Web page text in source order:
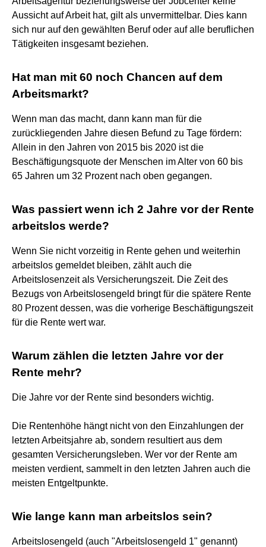
Aussicht auf Arbeit hat, gilt als unvermittelbar. Dies kann
sich nur auf den gewählten Beruf oder auf alle beruflichen
Tätigkeiten insgesamt beziehen.
Hat man mit 60 noch Chancen auf dem
Arbeitsmarkt?
Wenn man das macht, dann kann man für die
zurückliegenden Jahre diesen Befund zu Tage fördern:
Allein in den Jahren von 2015 bis 2020 ist die
Beschäftigungsquote der Menschen im Alter von 60 bis
65 Jahren um 32 Prozent nach oben gegangen.
Was passiert wenn ich 2 Jahre vor der Rente
arbeitslos werde?
Wenn Sie nicht vorzeitig in Rente gehen und weiterhin
arbeitslos gemeldet bleiben, zählt auch die
Arbeitslosenzeit als Versicherungszeit. Die Zeit des
Bezugs von Arbeitslosengeld bringt für die spätere Rente
80 Prozent dessen, was die vorherige Beschäftigungszeit
für die Rente wert war.
Warum zählen die letzten Jahre vor der
Rente mehr?
Die Jahre vor der Rente sind besonders wichtig.
Die Rentenhöhe hängt nicht von den Einzahlungen der
letzten Arbeitsjahre ab, sondern resultiert aus dem
gesamten Versicherungsleben. Wer vor der Rente am
meisten verdient, sammelt in den letzten Jahren auch die
meisten Entgeltpunkte.
Wie lange kann man arbeitslos sein?
Arbeitslosengeld (auch "Arbeitslosengeld 1" genannt)